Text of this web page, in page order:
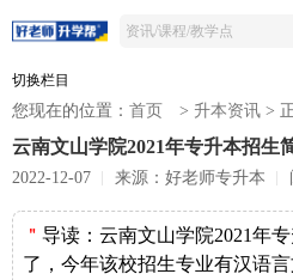
切换栏目
您现在的位置： 首页 > 升本资讯 >
云南文山学院2021年专升本招生
2022-12-07 来源：好老师专升本
＂ 导读： 云南文山学院2021年
了，今年该校招生专业有汉语